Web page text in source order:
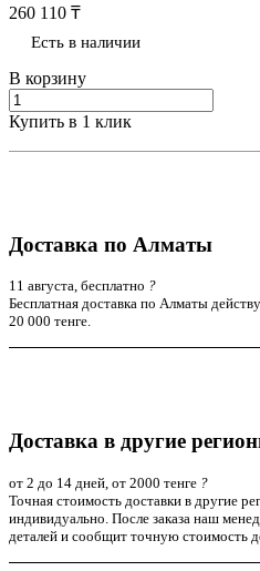
260 110 ₸
Есть в наличии
В корзину
Купить в 1 клик
Доставка по Алматы
11 августа, бесплатно ?
Бесплатная доставка по Алматы
20 000 тенге.
Доставка в другие
от 2 до 14 дней, от 2000 тенге ?
Точная стоимость доставки в другие
индивидуально. После заказа наш
деталей и сообщит точную стоимость